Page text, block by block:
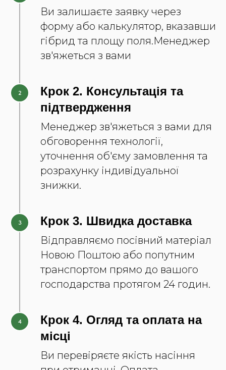
Ви залишаєте заявку через
форму або калькулятор, вказавши
гібрид та площу поля.Менеджер
зв'яжеться з вами
Крок 2. Консультація та
підтвердження
Менеджер зв'яжеться з вами для
обговорення технології,
уточнення об'єму замовлення та
розрахунку індивідуальної
знижки.
Крок 3. Швидка доставка
Відправляємо посівний матеріал
Новою Поштою або попутним
транспортом прямо до вашого
господарства протягом 24 годин.
Крок 4. Огляд та оплата на
місці
Ви перевіряєте якість насіння